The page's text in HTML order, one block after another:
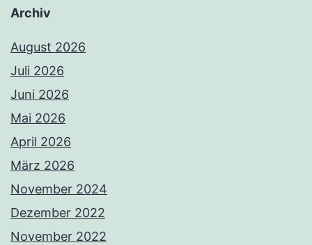
Archiv
August 2026
Juli 2026
Juni 2026
Mai 2026
April 2026
März 2026
November 2024
Dezember 2022
November 2022